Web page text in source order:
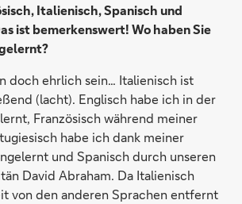
Italienisch, Spanisch und
ist bemerkenswert! Wo haben Sie
doch ehrlich sein… Italienisch ist
(lacht). Englisch habe ich in der
Französisch während meiner
habe ich dank meiner
und Spanisch durch unseren
David Abraham. Da Italienisch
von den anderen Sprachen entfernt